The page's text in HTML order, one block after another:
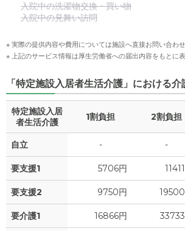
入院中の洗濯物交換・買い物
入院中の見舞い訪問
※ 実際の提供内容や費用については施設へ直接お問い合わせ
※ 上記のサービス情報は厚生労働省への届出内容をもとに表
「特定施設入居者生活介護」における
特定施設入居
者生活介護
1割負担 2割負担
自立 - -
要支援1 5706円
要支援2 9750円
要介護1 16866円